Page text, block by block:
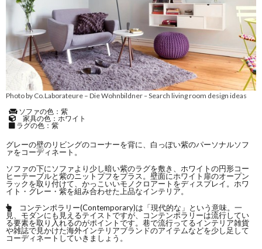
Photo by Co.Laborateure – Die Wohnbildner–Search living room design ideas
ソファの色：紫
家具の色：ホワイト
ラグの色：紫
グレーの壁のリビングのコーナーを背に、白っぽい紫のパーソナルソフ
ァをコーディネート。
ソファの下にソファより少し暗い紫のラグを敷き、ホワイトの円形コー
ヒーテーブルと紫のニットプフをプラス。壁面にホワイト扉のオープン
ラックを取り付けて、かっこいいモノクロアートをディスプレイ。ホワ
イト・グレー・紫を組み合わせた上品なインテリア。
コンテンポラリー(Contemporary)は「現代的な」という意味。一
見、モダンにも見えるテイストですが、コンテンポラリーは流行してい
る要素を取り入れるのがポイントです。巷で流行ってるインテリア雑貨
や雑誌で見かけた海外インテリアブランドのアイテムなどを少し足して
コーディネートしていきましょう。